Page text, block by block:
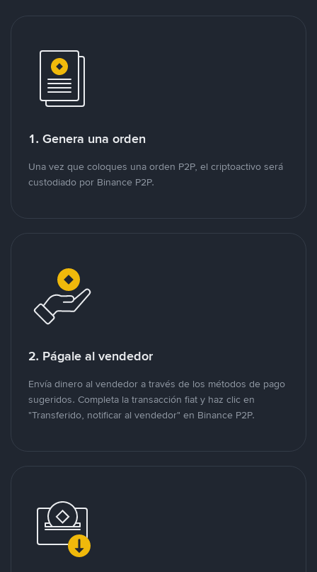
1. Genera una orden
Una vez que coloques una orden P2P, el criptoactivo será
custodiado por Binance P2P.
2. Págale al vendedor
Envía dinero al vendedor a través de los métodos de pago
sugeridos. Completa la transacción fiat y haz clic en
"Transferido, notificar al vendedor" en Binance P2P.